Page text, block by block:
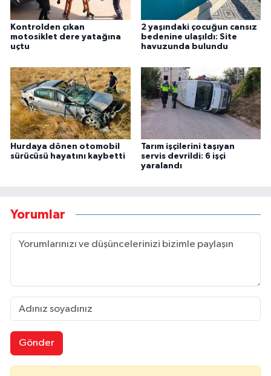
Kontrolden çıkan
motosiklet dere yatağına
uçtu
2 yaşındaki çocuğun cansız
bedenine ulaşıldı: Site
havuzunda bulundu
Hurdaya dönen otomobil
sürücüsü hayatını kaybetti
Tarım işçilerini taşıyan
servis devrildi: 6 işçi
yaralandı
Yorumlar
Gönder